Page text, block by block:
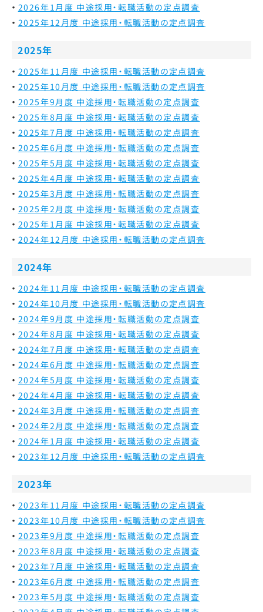
2026年1月度 中途採用・転職活動の定点調査
2025年12月度 中途採用・転職活動の定点調査
2025年
2025年11月度 中途採用・転職活動の定点調査
2025年10月度 中途採用・転職活動の定点調査
2025年9月度 中途採用・転職活動の定点調査
2025年8月度 中途採用・転職活動の定点調査
2025年7月度 中途採用・転職活動の定点調査
2025年6月度 中途採用・転職活動の定点調査
2025年5月度 中途採用・転職活動の定点調査
2025年4月度 中途採用・転職活動の定点調査
2025年3月度 中途採用・転職活動の定点調査
2025年2月度 中途採用・転職活動の定点調査
2025年1月度 中途採用・転職活動の定点調査
2024年12月度 中途採用・転職活動の定点調査
2024年
2024年11月度 中途採用・転職活動の定点調査
2024年10月度 中途採用・転職活動の定点調査
2024年9月度 中途採用・転職活動の定点調査
2024年8月度 中途採用・転職活動の定点調査
2024年7月度 中途採用・転職活動の定点調査
2024年6月度 中途採用・転職活動の定点調査
2024年5月度 中途採用・転職活動の定点調査
2024年4月度 中途採用・転職活動の定点調査
2024年3月度 中途採用・転職活動の定点調査
2024年2月度 中途採用・転職活動の定点調査
2024年1月度 中途採用・転職活動の定点調査
2023年12月度 中途採用・転職活動の定点調査
2023年
2023年11月度 中途採用・転職活動の定点調査
2023年10月度 中途採用・転職活動の定点調査
2023年9月度 中途採用・転職活動の定点調査
2023年8月度 中途採用・転職活動の定点調査
2023年7月度 中途採用・転職活動の定点調査
2023年6月度 中途採用・転職活動の定点調査
2023年5月度 中途採用・転職活動の定点調査